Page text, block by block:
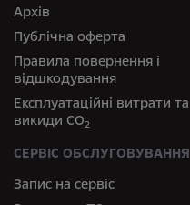
Архів
Публічна оферта
Правила повернення і
відшкодування
Експлуатаційні витрати та
викиди СО2
СЕРВІС ОБСЛУГОВУВАННЯ
Запис на сервіс